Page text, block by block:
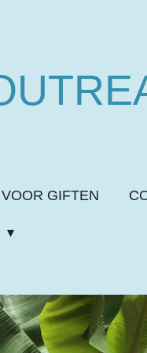
VOOR GIFTEN